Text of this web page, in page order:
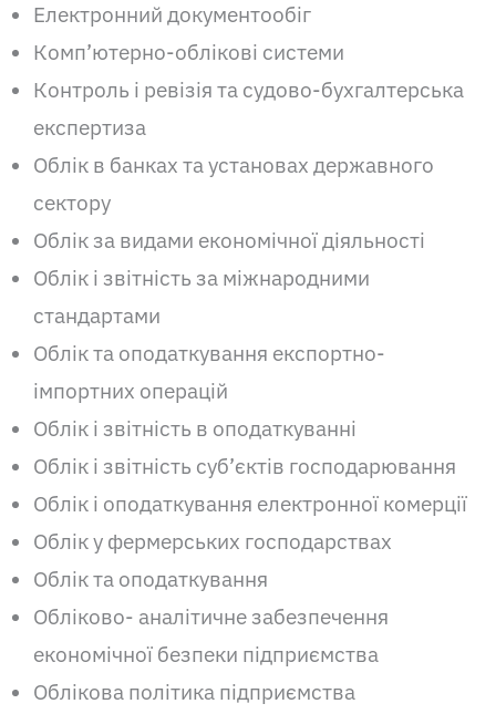
Електронний документообіг
Комп’ютерно-облікові системи
Контроль і ревізія та судово-бухгалтерська
експертиза
Облік в банках та установах державного
сектору
Облік за видами економічної діяльності
Облік і звітність за міжнародними
стандартами
Облік та оподаткування експортно-
імпортних операцій
Облік і звітність в оподаткуванні
Облік і звітність суб’єктів господарювання
Облік і оподаткування електронної комерції
Облік у фермерських господарствах
Облік та оподаткування
Обліково- аналітичне забезпечення
економічної безпеки підприємства
Облікова політика підприємства